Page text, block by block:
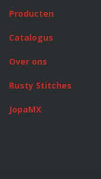
Producten
Catalogus
Over ons
Rusty Stitches
JopaMX